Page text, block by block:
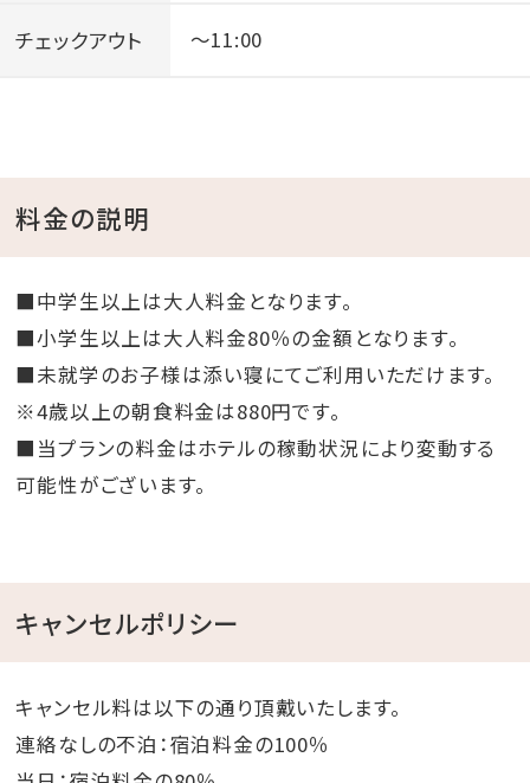
チェックアウト ～11:00
料金の説明
■中学生以上は大人料金となります。
■小学生以上は大人料金80％の金額となります。
■未就学のお子様は添い寝にてご利用いただけます。
※4歳以上の朝食料金は880円です。
■当プランの料金はホテルの稼動状況により変動する
可能性がございます。
キャンセルポリシー
キャンセル料は以下の通り頂戴いたします。
連絡なしの不泊：宿泊料金の100％